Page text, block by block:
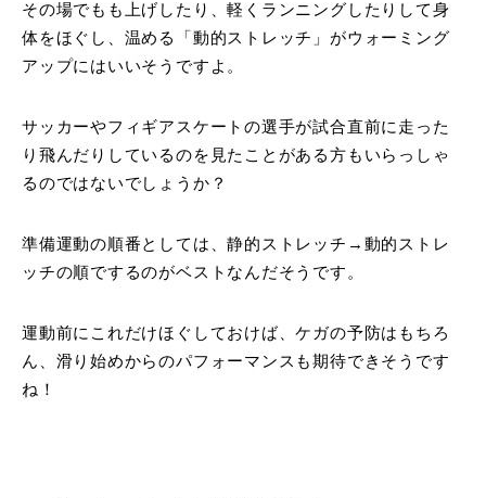
その場でもも上げしたり、軽くランニングしたりして身
体をほぐし、温める「動的ストレッチ」がウォーミング
アップにはいいそうですよ。
サッカーやフィギアスケートの選手が試合直前に走った
り飛んだりしているのを見たことがある方もいらっしゃ
るのではないでしょうか？
準備運動の順番としては、静的ストレッチ→動的ストレ
ッチの順でするのがベストなんだそうです。
運動前にこれだけほぐしておけば、ケガの予防はもちろ
ん、滑り始めからのパフォーマンスも期待できそうです
ね！